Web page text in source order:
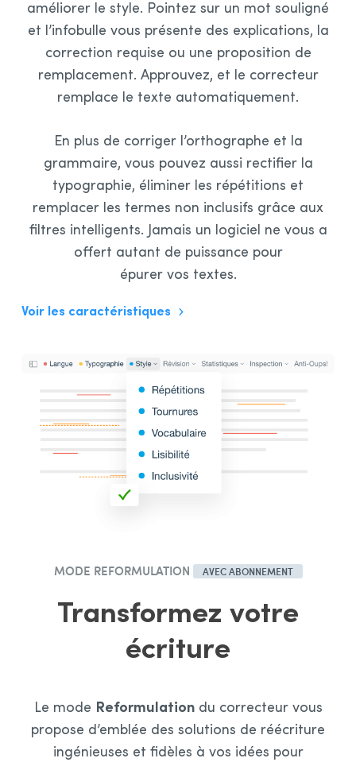
améliorer le style. Pointez sur un mot souligné
et l’infobulle vous présente des explications, la
correction requise ou une proposition de
remplacement. Approuvez, et le correcteur
remplace le texte automatiquement.
En plus de corriger l’orthographe et la
grammaire, vous pouvez aussi rectifier la
typographie, éliminer les répétitions et
remplacer les termes non inclusifs grâce aux
filtres intelligents. Jamais un logiciel ne vous a
offert autant de puissance pour
épurer vos textes.
Voir les caractéristiques
MODE REFORMULATION AVEC ABONNEMENT
Transformez votre
écriture
Le mode Reformulationdu correcteur vous
propose d’emblée des solutions de réécriture
ingénieuses et fidèles à vos idées pour